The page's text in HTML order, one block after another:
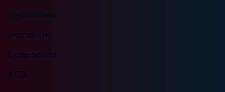
Rechtliches
Impressum
Datenschutz
AGB